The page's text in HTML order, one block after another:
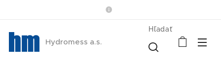
Hydromess a.s.
Hľadať